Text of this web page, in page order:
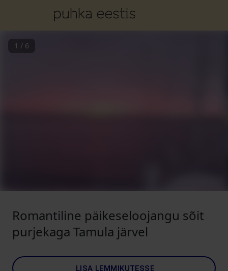
1 / 6
Romantiline päikeseloojangu sõit
purjekaga Tamula järvel
LISA LEMMIKUTESSE